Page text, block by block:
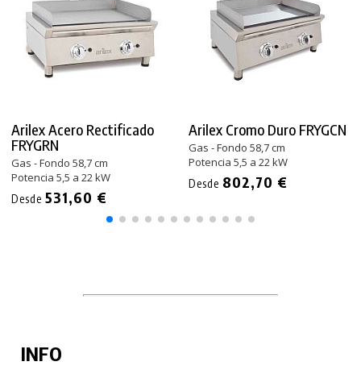
Arilex Acero Rectificado
FRYGRN
Gas - Fondo 58,7 cm
Potencia 5,5 a 22 kW
Desde 531,60 €
Arilex Cromo Duro FRYGCN
Gas - Fondo 58,7 cm
Potencia 5,5 a 22 kW
Desde 802,70 €
INFO